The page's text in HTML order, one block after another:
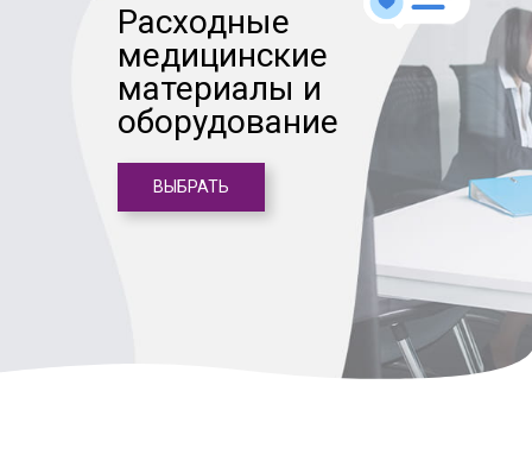
Расходные
медицинские
материалы и
оборудование
ВЫБРАТЬ